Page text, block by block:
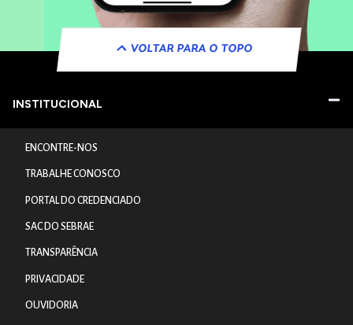
VOLTAR PARA O TOPO
INSTITUCIONAL
ENCONTRE-NOS
TRABALHE CONOSCO
PORTAL DO CREDENCIADO
SAC DO SEBRAE
TRANSPARÊNCIA
PRIVACIDADE
OUVIDORIA